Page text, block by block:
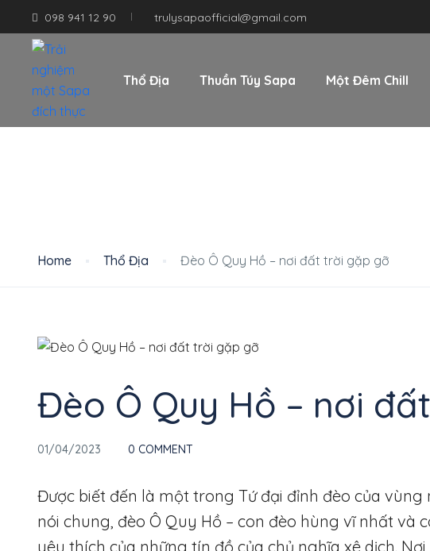
098 941 12 90 trulysapaofficial@gmail.com
Thổ Địa Thuần Túy Sapa Một Đêm Chill
Home Thổ Địa Đèo Ô Quy Hồ – nơi đất trời gặp gỡ
Đèo Ô Quy Hồ – nơi
01/04/2023 0 COMMENT
Được biết đến là một trong Tứ đại đỉnh đèo của
nói chung, đèo Ô Quy Hồ – con đèo hùng vĩ nhất và
yêu thích của những tín đồ của chủ nghĩa xê dịch.